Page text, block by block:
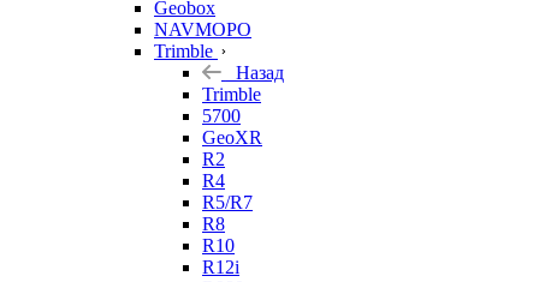
Geobox
NAVMOPO
Trimble
Назад
Trimble
5700
GeoXR
R2
R4
R5/R7
R8
R10
R12i